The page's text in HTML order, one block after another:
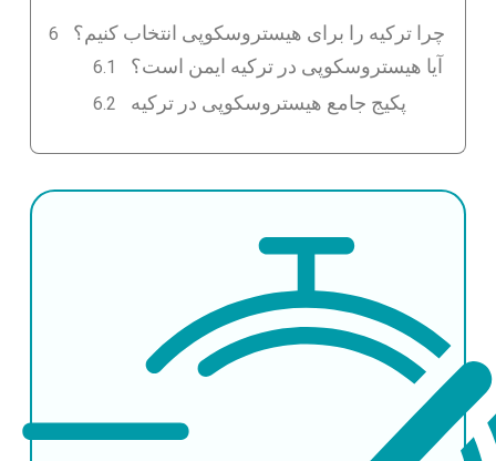
چرا ترکیه را برای هیستروسکوپی انتخاب کنیم؟
آیا هیستروسکوپی در ترکیه ایمن است؟
پکیج جامع هیستروسکوپی در ترکیه